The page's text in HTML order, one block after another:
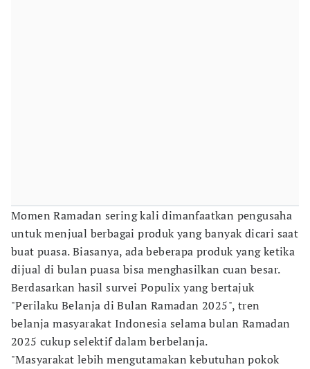
Momen Ramadan sering kali dimanfaatkan pengusaha
untuk menjual berbagai produk yang banyak dicari saat
buat puasa. Biasanya, ada beberapa produk yang ketika
dijual di bulan puasa bisa menghasilkan cuan besar.
Berdasarkan hasil survei Populix yang bertajuk
"Perilaku Belanja di Bulan Ramadan 2025", tren
belanja masyarakat Indonesia selama bulan Ramadan
2025 cukup selektif dalam berbelanja.
"Masyarakat lebih mengutamakan kebutuhan pokok